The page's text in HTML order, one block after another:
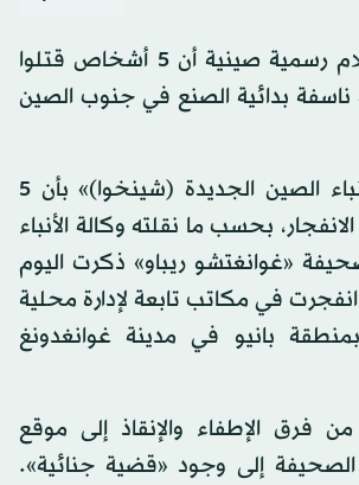
ذكرت وسائل إعلام رسمية صينية أن 5 أشخاص قتلوا
ناسفة بدائية الصنع في جنوب الصين
وأفادت «وكالة أنباء الصين الجديدة (شينخوا)» بأن 5
بحسب ما نقلته وكالة الأنباء
«غوانغتشو ريباو» ذكرت اليوم
انفجرت في مكاتب تابعة لإدارة محلية
بانيو في مدينة غوانغدونغ
فرق الإطفاء والإنقاذ إلى موقع
إلى وجود «قضية جنائية».